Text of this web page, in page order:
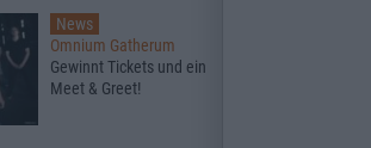
News
Omnium Gatherum
Gewinnt Tickets und ein
Meet & Greet!